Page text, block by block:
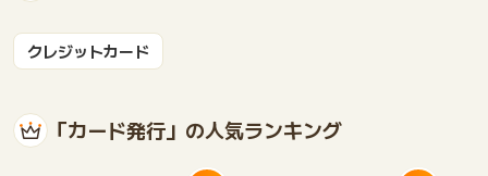
クレジットカード
「カード発行」の人気ランキング